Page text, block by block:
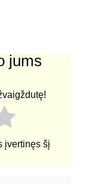
jums
įvertinęs šį